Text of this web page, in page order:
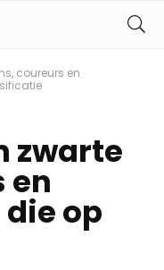
coureurs en
zwarte
en
op